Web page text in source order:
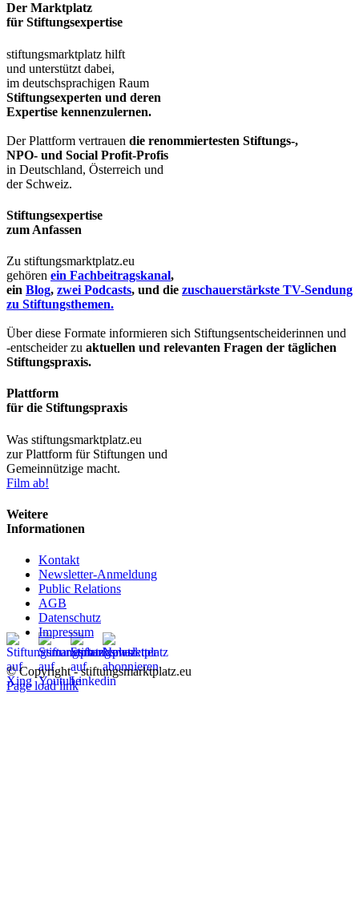
Der Marktplatz
für Stiftungsexpertise
stiftungsmarktplatz hilft
und unterstützt dabei,
im deutschsprachigen Raum
Stiftungsexperten und deren
Expertise kennenzulernen.
Der Plattform vertrauen die renommiertesten Stiftungs-,
NPO- und Social Profit-Profis
in Deutschland, Österreich und
der Schweiz.
Stiftungsexpertise
zum Anfassen
Zu stiftungsmarktplatz.eu
gehören ein Fachbeitragskanal,
ein Blog, zwei Podcasts, und die zuschauerstärkste TV-Sendung
zu Stiftungsthemen.
Über diese Formate informieren sich Stiftungsentscheiderinnen und
-entscheider zu aktuellen und relevanten Fragen der täglichen
Stiftungspraxis.
Plattform
für die Stiftungspraxis
Was stiftungsmarktplatz.eu
zur Plattform für Stiftungen und
Gemeinnützige macht.
Film ab!
Weitere
Informationen
Kontakt
Newsletter-Anmeldung
Public Relations
AGB
Datenschutz
Impressum
© Copyright - stiftungsmarktplatz.eu
Page load link